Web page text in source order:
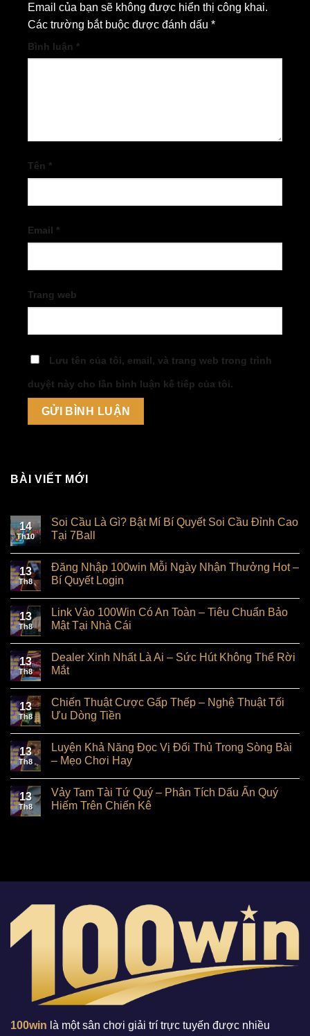
Email của bạn sẽ không được hiển thị công khai.
Các trường bắt buộc được đánh dấu *
Bình luận *
Tên *
Email *
Trang web
Lưu tên của tôi, email, và trang web trong trình
duyệt này cho lần bình luận kế tiếp của tôi.
BÀI VIẾT MỚI
14
Th10
Soi Cầu Là Gì? Bật Mí Bí Quyết Soi Cầu Đỉnh Cao
Tại 7Ball
13
Th8
Đăng Nhập 100win Mỗi Ngày Nhận Thưởng Hot –
Bí Quyết Login
13
Th8
Link Vào 100Win Có An Toàn – Tiêu Chuẩn Bảo
Mật Tại Nhà Cái
13
Th8
Dealer Xinh Nhất Là Ai – Sức Hút Không Thể Rời
Mắt
13
Th8
Chiến Thuật Cược Gấp Thếp – Nghệ Thuật Tối
Ưu Dòng Tiền
13
Th8
Luyện Khả Năng Đọc Vị Đối Thủ Trong Sòng Bài
– Mẹo Chơi Hay
13
Th8
Vảy Tam Tài Tứ Quý – Phân Tích Dấu Ấn Quý
Hiếm Trên Chiến Kê
100win là một sân chơi giải trí trực tuyến được nhiều